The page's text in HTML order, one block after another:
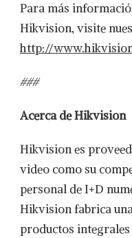
Para más
Hikvision, visite
http://
###
Acerca de Hikvision
Hikvision es
video como su
personal de I+D
Hikvision fabrica
productos